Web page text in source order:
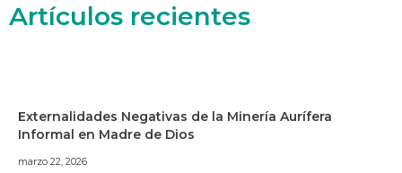
Artículos recientes
Externalidades Negativas de la Minería Aurífera
Informal en Madre de Dios
marzo 22, 2026